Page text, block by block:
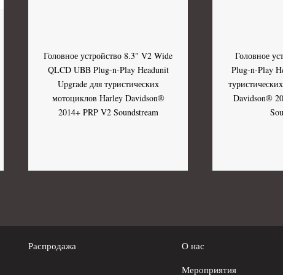
Головное устройство 8.3" V2 Wide
QLCD UBB Plug-n-Play Headunit
Upgrade для туристических
мотоциклов Harley Davidson®
2014+ PRP V2 Soundstream
Головное
Plug-n-Play
Davidson®
Распродажа
О нас
Мероприятия